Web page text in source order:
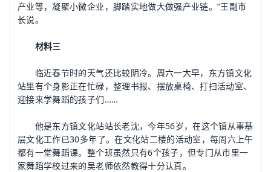
产业等，凝聚小微企业，脚踏实地做大做强产业链。”王副市
长说。
材料三
临近春节时的天气还比较阴冷。周六一大早，东方镇文化
站里有个身影正在忙碌，整理书报、摆放桌椅、打扫活动室、
迎接来学舞蹈的孩子们……
他是东方镇文化站站长老沈，今年56岁，在这个镇从事基
层文化工作已30多年了。在文化站二楼的活动室，每周六上午
都有一堂舞蹈课。整个班虽然只有6个孩子，但专门从市里一
家舞蹈学校过来的吴老师依然教得十分认真。